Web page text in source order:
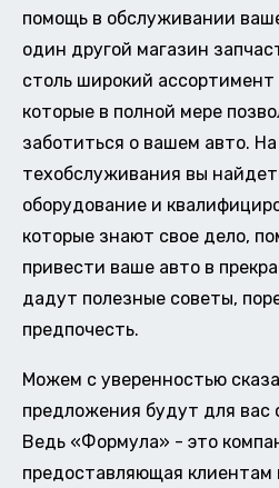
помощь в обслуживании
один другой магазин
столь широкий ассортимент
которые в полной мере
заботиться о вашем авто.
техобслуживания вы
оборудование и
которые знают свое дело,
привести ваше авто в
дадут полезные советы,
предпочесть.
Можем с уверенностью
предложения будут для вас
Ведь «Формула» - это
предоставляющая клиентам